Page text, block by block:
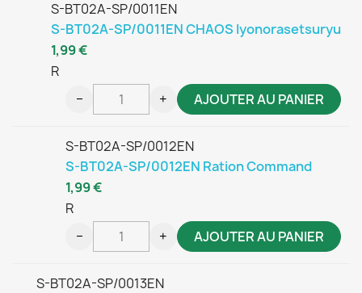
S-BT02A-SP/0011EN
S-BT02A-SP/0011EN CHAOS Iyonorasetsuryu
R
1,99 €
− + AJOUTER AU PANIER
S-BT02A-SP/0012EN
S-BT02A-SP/0012EN Ration Command
R
1,99 €
− + AJOUTER AU PANIER
S-BT02A-SP/0013EN